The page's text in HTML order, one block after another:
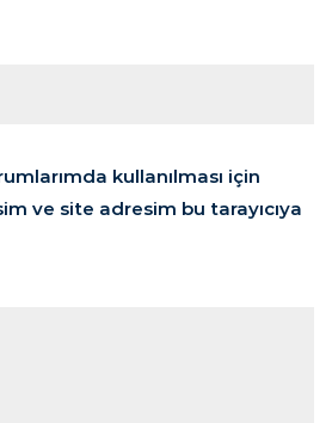
kullanılması için
ve site adresim bu tarayıcıya